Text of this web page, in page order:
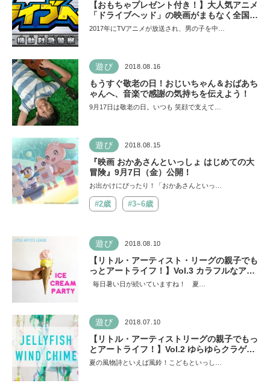
【おもちゃプレゼント付き！】大人気アニメ
「ドライブヘッド」の映画がまもなく全国公
開！
2017年にTVアニメが放送され、男の子を中…
遊び 2018.08.16
もうすぐ敬老の日！おじいちゃん＆おばあち
ゃんへ、音楽で感謝の気持ちを伝えよう！
9月17日は敬老の日。いつも 笑顔で支えて…
遊び 2018.08.15
『映画 おかあさんといっしょ はじめての大
冒険』9月7日（金）公開！
お出かけにぴったり！「おかあさんといっ…
#2歳 #3~6歳
遊び 2018.08.10
【リトル・アーティスト・リーグの親子でも
っとアートライフ！】Vol.3 カラフルなアイ
スクリームを作ろう！
毎日暑い日が続いていますね！ 夏…
遊び 2018.07.10
【リトル・アーティストリーグの親子でもっ
とアートライフ！】Vol.2 ゆらゆらクラゲさ
んを作ろう！
夏の風物詩といえば風鈴！こどもといっし…